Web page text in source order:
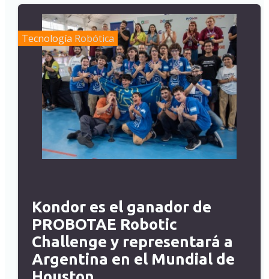
Tecnología Robótica
Kondor es el ganador de
PROBOTAE Robotic
Challenge y representará a
Argentina en el Mundial de